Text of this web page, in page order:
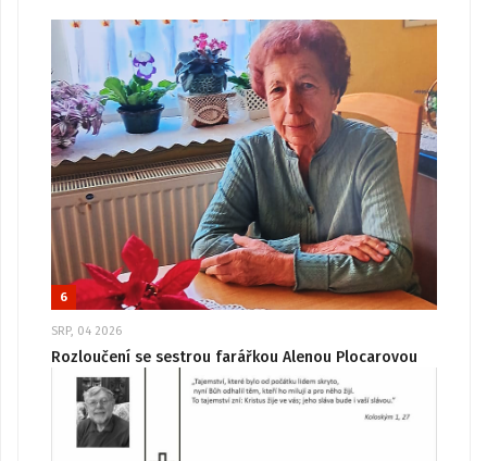
6
SRP, 04 2026
Rozloučení se sestrou farářkou Alenou Plocarovou